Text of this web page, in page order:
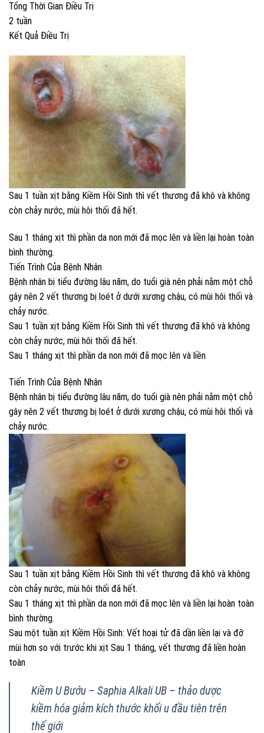
Tổng Thời Gian Điều Trị
2 tuần
Kết Quả Điều Trị
Sau 1 tuần xịt bằng Kiềm Hồi Sinh thì vết thương đã khô và không
còn chảy nước, mùi hôi thối đã hết.
Sau 1 tháng xịt thì phần da non mới đã mọc lên và liền lại hoàn toàn
bình thường.
Tiến Trình Của Bệnh Nhân
Bệnh nhân bị tiểu đường lâu năm, do tuổi già nên phải nằm một chỗ
gây nên 2 vết thương bị loét ở dưới xương chậu, có mùi hôi thối và
chảy nước.
Sau 1 tuần xịt bằng Kiềm Hồi Sinh thì vết thương đã khô và không
còn chảy nước, mùi hôi thối đã hết.
Sau 1 tháng xịt thì phần da non mới đã mọc lên và liền
Tiến Trình Của Bệnh Nhân
Bệnh nhân bị tiểu đường lâu năm, do tuổi già nên phải nằm một chỗ
gây nên 2 vết thương bị loét ở dưới xương chậu, có mùi hôi thối và
chảy nước.
Sau 1 tuần xịt bằng Kiềm Hồi Sinh thì vết thương đã khô và không
còn chảy nước, mùi hôi thối đã hết.
Sau 1 tháng xịt thì phần da non mới đã mọc lên và liền lại hoàn toàn
bình thường.
Sau một tuần xịt Kiềm Hồi Sinh: Vết hoại tử đã dần liền lại và đỡ
mùi hơn so với trước khi xịt Sau 1 tháng, vết thương đã liền hoàn
toàn
Kiềm U Bướu – Saphia Alkali UB – thảo dược
kiềm hóa giảm kích thước khối u đầu tiên trên
thế giới